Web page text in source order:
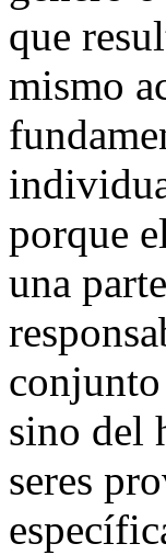
que
mismo
porque
una
sino del
seres